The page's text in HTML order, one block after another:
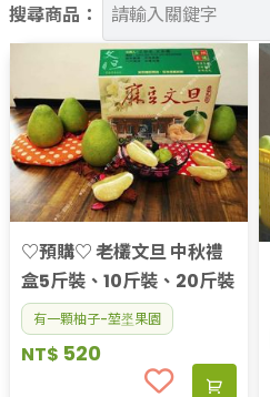
果乾、點心
果醬、蜂蜜
咖啡
花果茶飲
加工飲品
花卉
加工生活用品
原民特區
農會商品
大量採購優惠專區
農業策略聯盟 送禮專區
優質水果
搜尋商品：
♡預購♡ 老欉文旦 中秋禮
盒5斤裝、10斤裝、20斤裝
有一顆柚子-堃埊果園
NT$ 520